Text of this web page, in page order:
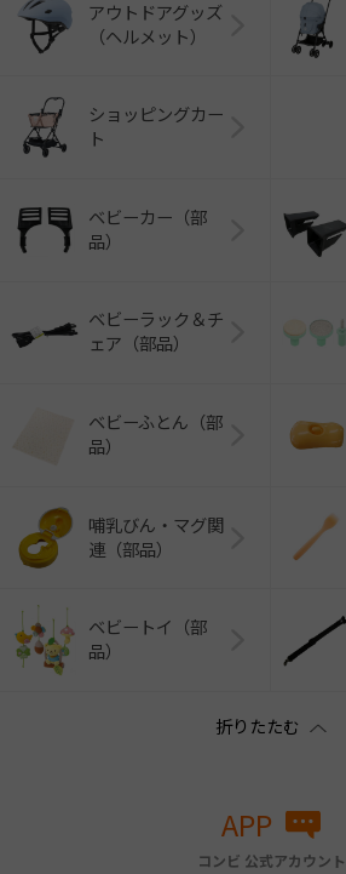
アウトドアグッズ
（ヘルメット）
ショッピングカー
ト
ベビーカー（部
品）
ベビーラック＆チ
ェア（部品）
ベビーふとん（部
品）
哺乳びん・マグ関
連（部品）
ベビートイ（部
品）
APP
コンビ 公式アカウント